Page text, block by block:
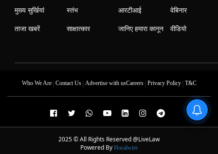
मुख्य सुर्खियां
ताजा खबरें
स्तंभ
साक्षात्कार
आरटीआई
जानिए हमारा कानून
वेबिनार
वीडियो
Who We Are| Contact Us| Advertise with usCareers| Privacy Policy| T&C
2025 © All Rights Reserved @LiveLaw
Powered By Hocalwire